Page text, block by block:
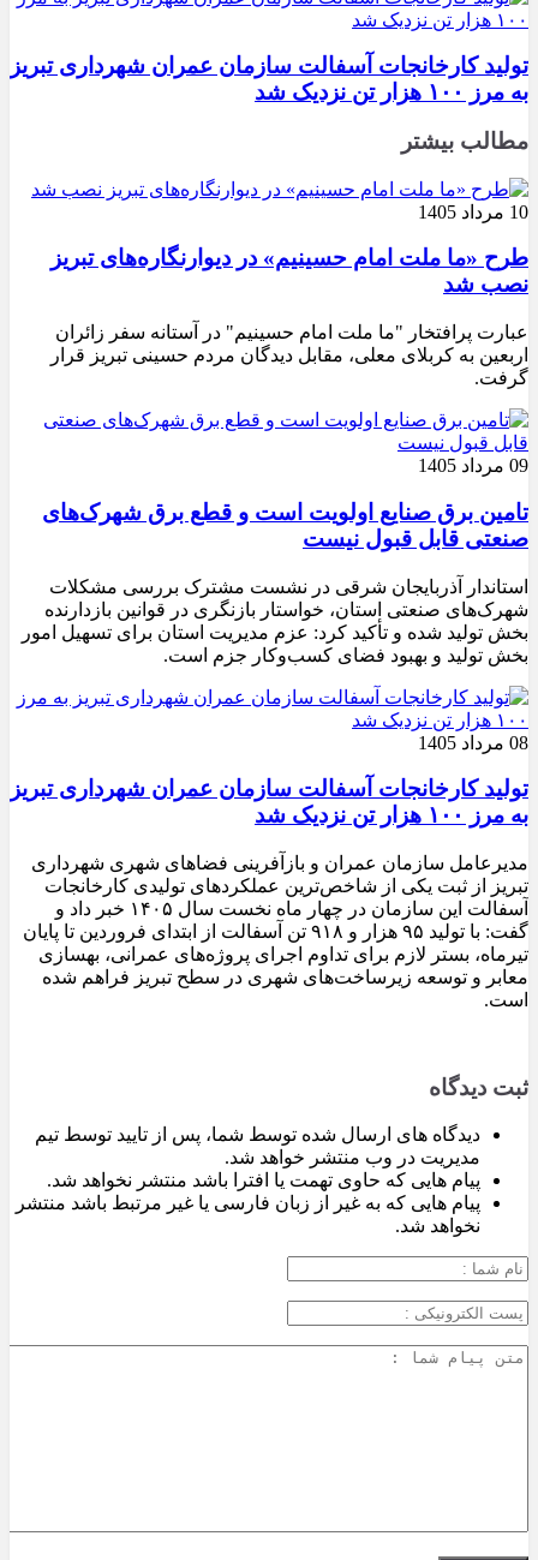
تولید کارخانجات آسفالت سازمان عمران شهرداری تبریز
به مرز ۱۰۰ هزار تن نزدیک شد
مطالب بیشتر
10 مرداد 1405
طرح «ما ملت امام حسینیم» در دیوارنگاره‌های تبریز
نصب شد
عبارت پرافتخار "ما ملت امام حسینیم" در آستانه سفر زائران
اربعین به کربلای معلی، مقابل دیدگان مردم حسینی تبریز قرار
گرفت.
09 مرداد 1405
تامین برق صنایع اولویت است و قطع برق شهرک‌های
صنعتی قابل قبول نیست
استاندار آذربایجان شرقی در نشست مشترک بررسی مشکلات
شهرک‌های صنعتی استان، خواستار بازنگری در قوانین بازدارنده
بخش تولید شده و تأکید کرد: عزم مدیریت استان برای تسهیل امور
بخش تولید و بهبود فضای کسب‌وکار جزم است.
08 مرداد 1405
تولید کارخانجات آسفالت سازمان عمران شهرداری تبریز
به مرز ۱۰۰ هزار تن نزدیک شد
مدیرعامل سازمان عمران و بازآفرینی فضاهای شهری شهرداری
تبریز از ثبت یکی از شاخص‌ترین عملکردهای تولیدی کارخانجات
آسفالت این سازمان در چهار ماه نخست سال ۱۴۰۵ خبر داد و
گفت: با تولید ۹۵ هزار و ۹۱۸ تن آسفالت از ابتدای فروردین تا پایان
تیرماه، بستر لازم برای تداوم اجرای پروژه‌های عمرانی، بهسازی
معابر و توسعه زیرساخت‌های شهری در سطح تبریز فراهم شده
است.
ثبت دیدگاه
دیدگاه های ارسال شده توسط شما، پس از تایید توسط تیم
مدیریت در وب منتشر خواهد شد.
پیام هایی که حاوی تهمت یا افترا باشد منتشر نخواهد شد.
پیام هایی که به غیر از زبان فارسی یا غیر مرتبط باشد منتشر
نخواهد شد.